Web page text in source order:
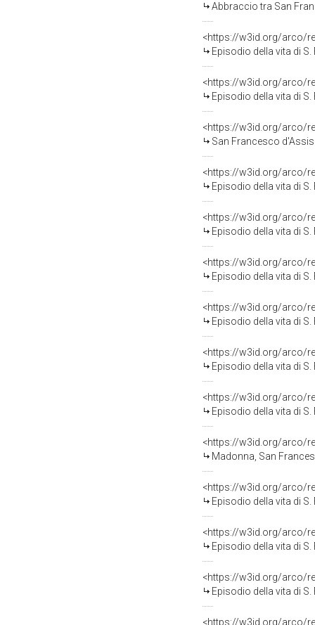
Abbraccio tra San
<https://w3id.org/arco/
Episodio della vita di
<https://w3id.org/arco/
Episodio della vita di
<https://w3id.org/arco/
San Francesco
<https://w3id.org/arco/
Episodio della vita di
<https://w3id.org/arco/
Episodio della vita di
<https://w3id.org/arco/
Episodio della vita di
<https://w3id.org/arco/
Episodio della vita di
<https://w3id.org/arco/
Episodio della vita di
<https://w3id.org/arco/
Episodio della vita di
<https://w3id.org/arco/
Madonna, San
<https://w3id.org/arco/
Episodio della vita di
<https://w3id.org/arco/
Episodio della vita di
<https://w3id.org/arco/
Episodio della vita di
<https://w3id.org/arco/